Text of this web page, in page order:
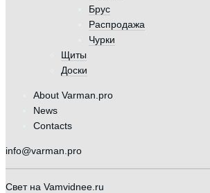
Брус
Распродажа
Чурки
Щиты
Доски
About Varman.pro
News
Contacts
info@varman.pro
Свет на Vamvidnee.ru